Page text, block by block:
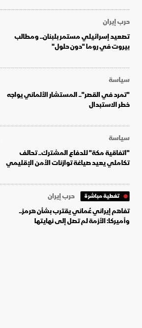
حرب إيران
تصعيد إسرائيلي مستمر بلبنان.. ومطالب
بيروت في روما "دون حلول"
سياسة
"تمرد في القصر".. المستشار الألماني يواجه
خطر الاستبدال
سياسة
"اتفاقية مكة" للدفاع المشترك.. تحالف
تكاملي يعيد صياغة توازنات الأمن الإقليمي
تغطية مباشرة
حرب إيران
تفاهم إيراني عُماني يقترب بشأن هرمز..
وأميركا: الأزمة لم تصل إلى نهايتها